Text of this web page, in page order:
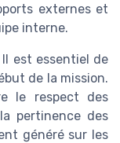
externes et
interne.
Il est essentiel de
de la mission.
le respect des
pertinence des
généré sur les